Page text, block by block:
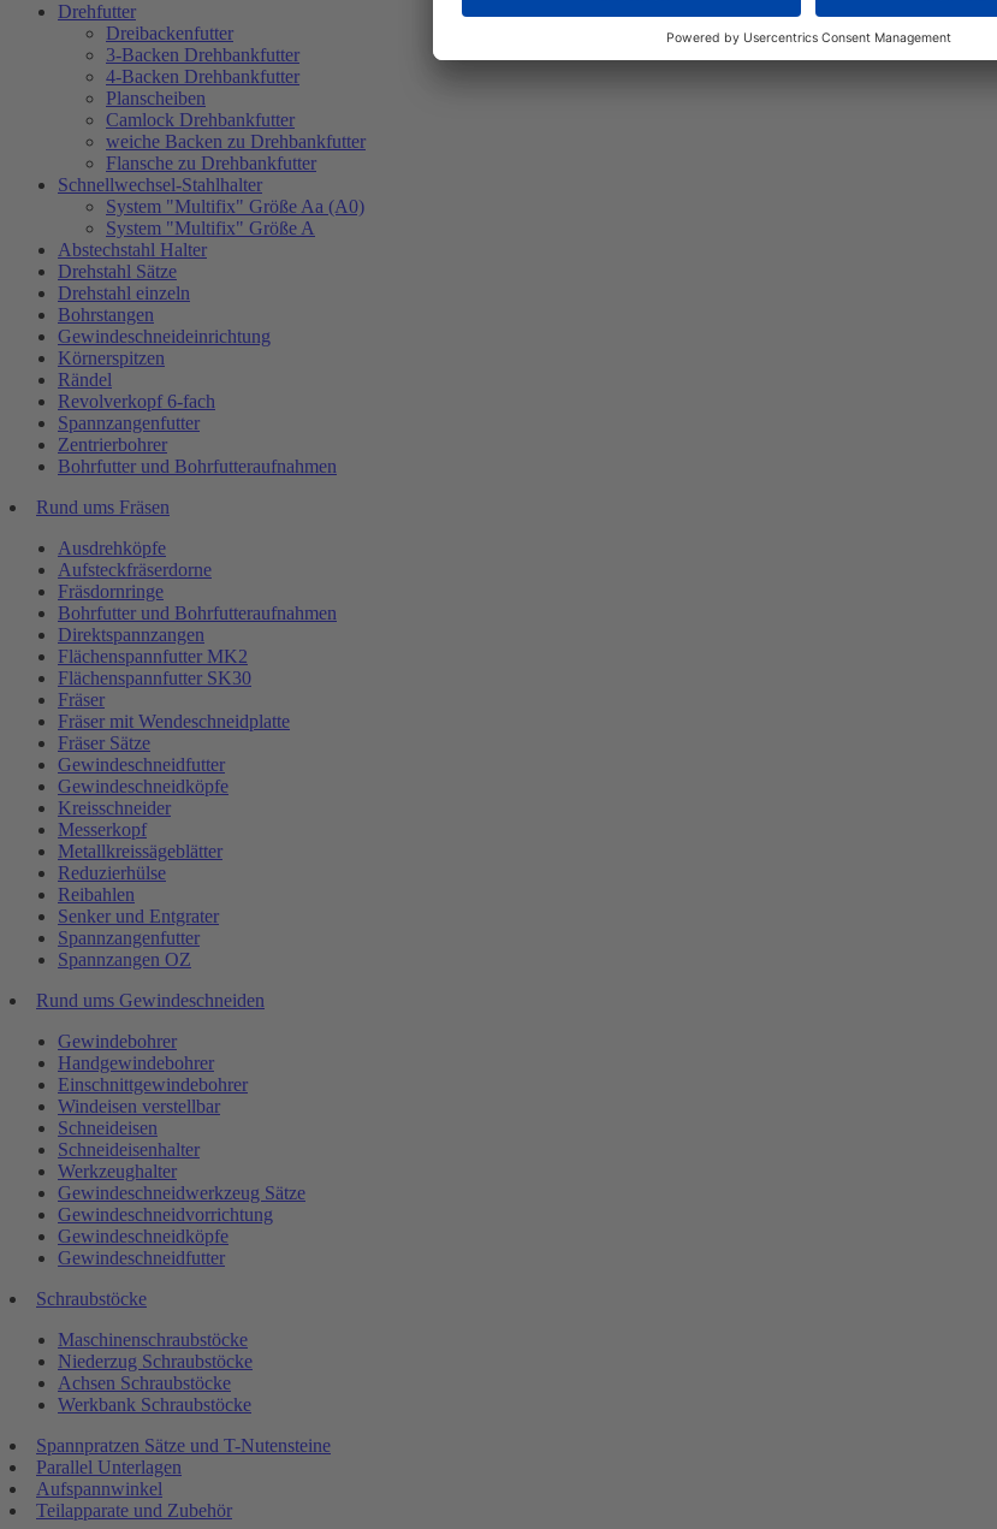
Drehfutter
Dreibackenfutter
3-Backen Drehbankfutter
4-Backen Drehbankfutter
Planscheiben
Camlock Drehbankfutter
weiche Backen zu Drehbankfutter
Flansche zu Drehbankfutter
Schnellwechsel-Stahlhalter
System "Multifix" Größe Aa (A0)
System "Multifix" Größe A
Abstechstahl Halter
Drehstahl Sätze
Drehstahl einzeln
Bohrstangen
Gewindeschneideinrichtung
Körnerspitzen
Rändel
Revolverkopf 6-fach
Spannzangenfutter
Zentrierbohrer
Bohrfutter und Bohrfutteraufnahmen
Rund ums Fräsen
Ausdrehköpfe
Aufsteckfräserdorne
Fräsdornringe
Bohrfutter und Bohrfutteraufnahmen
Direktspannzangen
Flächenspannfutter MK2
Flächenspannfutter SK30
Fräser
Fräser mit Wendeschneidplatte
Fräser Sätze
Gewindeschneidfutter
Gewindeschneidköpfe
Kreisschneider
Messerkopf
Metallkreissägeblätter
Reduzierhülse
Reibahlen
Senker und Entgrater
Spannzangenfutter
Spannzangen OZ
Rund ums Gewindeschneiden
Gewindebohrer
Handgewindebohrer
Einschnittgewindebohrer
Windeisen verstellbar
Schneideisen
Schneideisenhalter
Werkzeughalter
Gewindeschneidwerkzeug Sätze
Gewindeschneidvorrichtung
Gewindeschneidköpfe
Gewindeschneidfutter
Schraubstöcke
Maschinenschraubstöcke
Niederzug Schraubstöcke
Achsen Schraubstöcke
Werkbank Schraubstöcke
Spannpratzen Sätze und T-Nutensteine
Parallel Unterlagen
Aufspannwinkel
Teilapparate und Zubehör